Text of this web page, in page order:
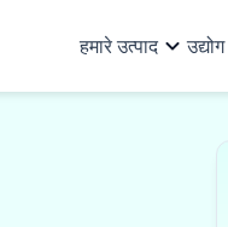
हमारे उत्पाद उद्योग